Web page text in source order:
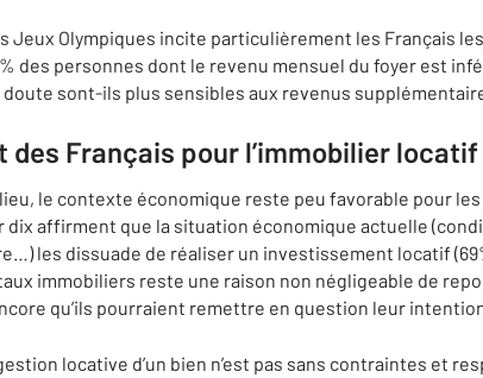
Jeux Olympiques incite particulièrement les Français
des personnes dont le revenu mensuel du foyer est
doute sont-ils plus sensibles aux revenus
des Français pour l’immobilier
le contexte économique reste peu favorable pour
dix affirment que la situation économique actuelle
les dissuade de réaliser un investissement locatif
immobiliers reste une raison non négligeable de
qu’ils pourraient remettre en question leur
locative d’un bien n’est pas sans contraintes et